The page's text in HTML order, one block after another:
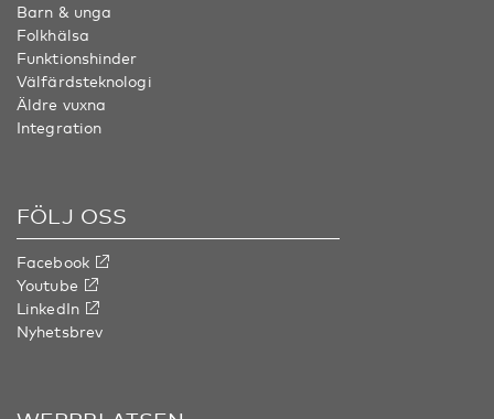
Barn & unga
Folkhälsa
Funktionshinder
Välfärdsteknologi
Äldre vuxna
Integration
FÖLJ OSS
Facebook
Youtube
LinkedIn
Nyhetsbrev